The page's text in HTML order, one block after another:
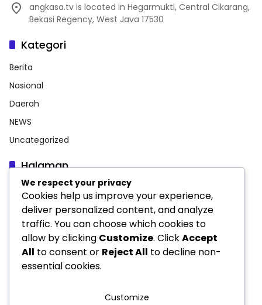
angkasa.tv is located in Hegarmukti, Central Cikarang,
Bekasi Regency, West Java 17530
Kategori
Berita
Nasional
Daerah
NEWS
Uncategorized
Halaman
Indeks Berita
INFORMASI PERUSAHAAN
Pedoman Media Siber
Privacy Policy
We respect your privacy
Cookies help us improve your experience,
deliver personalized content, and analyze
traffic. You can choose which cookies to
allow by clicking Customize. ClickAccept
All to consent or Reject All to decline non-
essential cookies.
Customize